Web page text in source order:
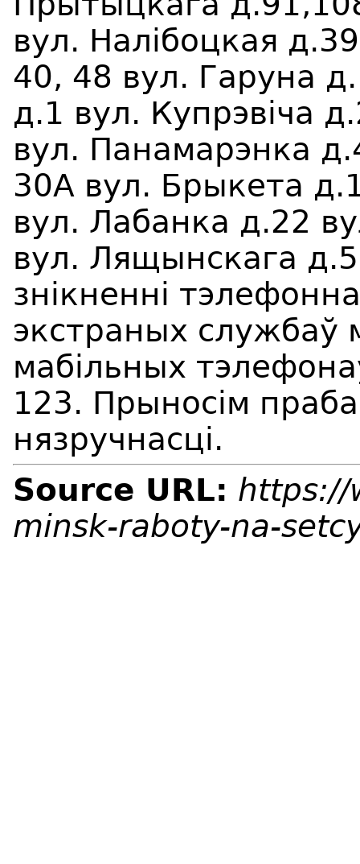
вул. Налiбоцкая
40, 48 вул. Гаруна
д.1 вул. Купрэвiча
вул. Панамарэнка
30А вул. Брыкета
вул. Лабанка д.22
вул. Лящынскага
знікненні
экстраных службаў
мабільных
123. Прыносім
нязручнасці.
Source URL: https://
minsk-raboty-na-